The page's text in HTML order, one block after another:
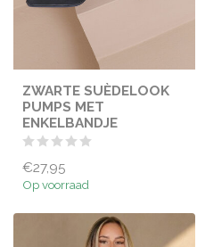
ZWARTE SUÈDELOOK
PUMPS MET
ENKELBANDJE
€27,95
Op voorraad